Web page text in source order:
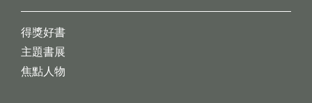
得獎好書
主題書展
焦點人物